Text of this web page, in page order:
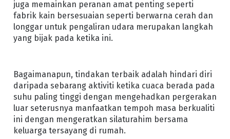
juga memainkan peranan amat penting seperti
fabrik kain bersesuaian seperti berwarna cerah dan
longgar untuk pengaliran udara merupakan langkah
yang bijak pada ketika ini.
Bagaimanapun, tindakan terbaik adalah hindari diri
daripada sebarang aktiviti ketika cuaca berada pada
suhu paling tinggi dengan mengehadkan pergerakan
luar seterusnya manfaatkan tempoh masa berkualiti
ini dengan mengeratkan silaturahim bersama
keluarga tersayang di rumah.